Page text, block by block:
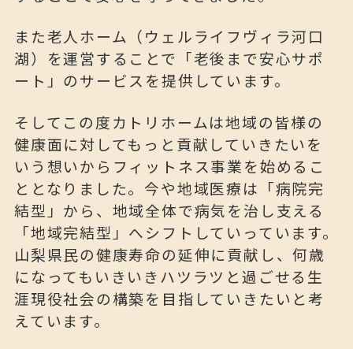
また老人ホーム（ウェルライフヴィラ河口
湖）を運営することで「老後まで安心サポ
ート」のサービスを提供しています。
そしてこの度カトリホームは地域の皆様の
健康面に対してもっと貢献していきたいを
いう想いからフィットネス事業を始めるこ
ととなりました。今や地域医療は「病院完
結型」から、地域全体で病気を治し支える
「地域完結型」へシフトしていっています。
山梨県民の健康寿命の延伸に貢献し、何歳
になってもいきいきハツラツと過ごせる生
涯現役社会の構築を目指していきたいと考
えています。